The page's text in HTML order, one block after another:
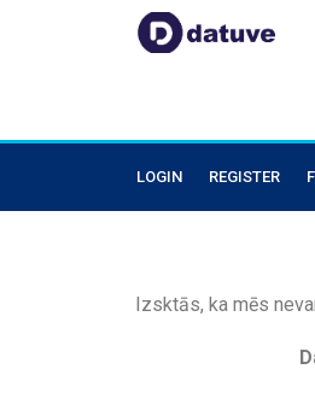
LOGIN REGISTER
Izsktās, ka mēs